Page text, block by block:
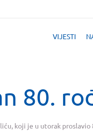
VIJESTI
80.
koji je u utorak proslavio